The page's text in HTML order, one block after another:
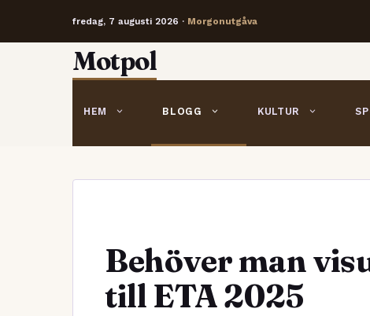
fredag, 7 augusti 2026 · Morgonutgåva
Motpol
HEM BLOGG KULTUR
Behöver man
till ETA 2025